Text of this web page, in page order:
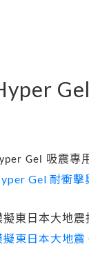
Gel 吸震專
Gel 耐衝擊
擬東日本大地震
擬東日本大地震